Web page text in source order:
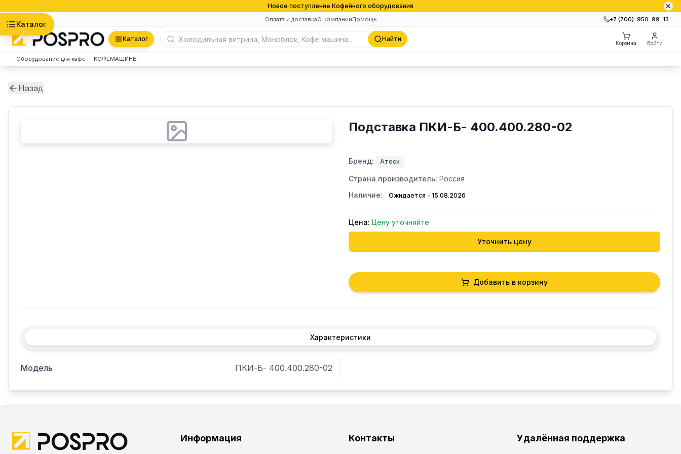
Новое поступление Кофейного оборудования
Оплата и доставкаО компанииПомощь +7 (700)‒950‒99‒13
Каталог
Каталог Найти
Корзина Войти
Оборудование для кафе КОФЕМАШИНЫ
Назад
Подставка ПКИ-Б- 400.400.280-02
Бренд: Атеси
Страна производитель: Россия
Наличие:
Ожидается - 15.08.2026
Цена: Цену уточняйте
Уточнить цену
Добавить в корзину
Характеристики
Модель ПКИ-Б- 400.400.280-02
Информация Контакты Удалённая поддержка